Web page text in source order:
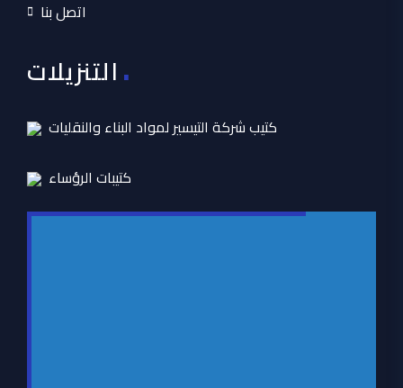
اتصل بنا
التنزيلات.
كتيب شركة التيسير لمواد البناء والنقليات
كتيبات الرؤساء